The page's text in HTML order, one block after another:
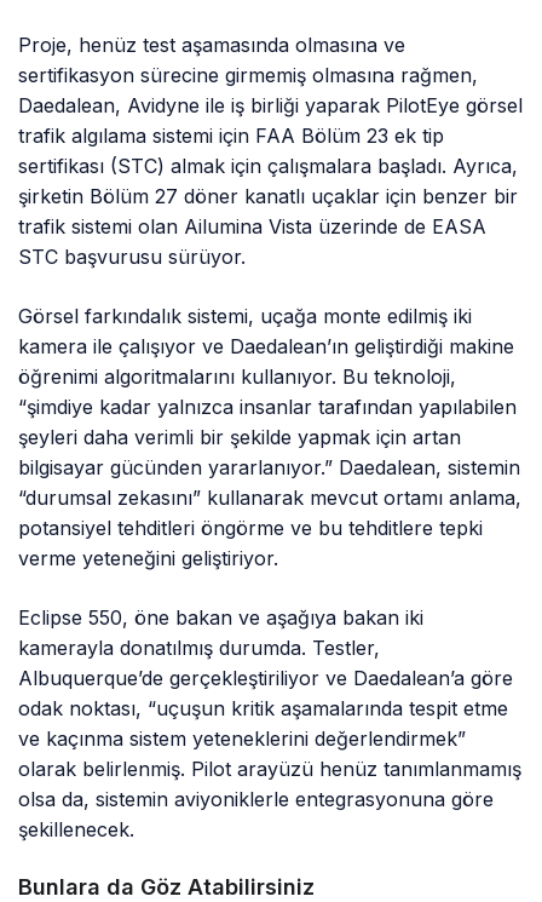
Proje, henüz test aşamasında olmasına ve
sertifikasyon sürecine girmemiş olmasına rağmen,
Daedalean, Avidyne ile iş birliği yaparak PilotEye görsel
trafik algılama sistemi için FAA Bölüm 23 ek tip
sertifikası (STC) almak için çalışmalara başladı. Ayrıca,
şirketin Bölüm 27 döner kanatlı uçaklar için benzer bir
trafik sistemi olan Ailumina Vista üzerinde de EASA
STC başvurusu sürüyor.
Görsel farkındalık sistemi, uçağa monte edilmiş iki
kamera ile çalışıyor ve Daedalean’ın geliştirdiği makine
öğrenimi algoritmalarını kullanıyor. Bu teknoloji,
“şimdiye kadar yalnızca insanlar tarafından yapılabilen
şeyleri daha verimli bir şekilde yapmak için artan
bilgisayar gücünden yararlanıyor.” Daedalean, sistemin
“durumsal zekasını” kullanarak mevcut ortamı anlama,
potansiyel tehditleri öngörme ve bu tehditlere tepki
verme yeteneğini geliştiriyor.
Eclipse 550, öne bakan ve aşağıya bakan iki
kamerayla donatılmış durumda. Testler,
Albuquerque’de gerçekleştiriliyor ve Daedalean’a göre
odak noktası, “uçuşun kritik aşamalarında tespit etme
ve kaçınma sistem yeteneklerini değerlendirmek”
olarak belirlenmiş. Pilot arayüzü henüz tanımlanmamış
olsa da, sistemin aviyoniklerle entegrasyonuna göre
şekillenecek.
Bunlara da Göz Atabilirsiniz